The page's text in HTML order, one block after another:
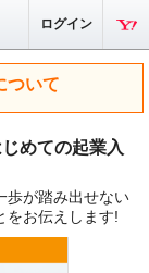
ログイン
ついて
めての起業入
歩が踏み出せない
をお伝えします!